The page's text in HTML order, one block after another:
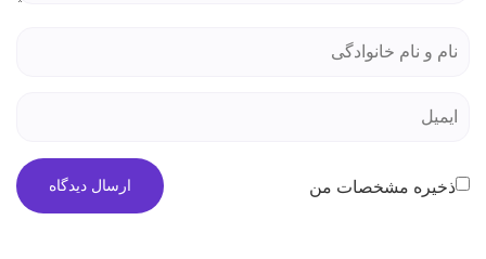
مشخصات من